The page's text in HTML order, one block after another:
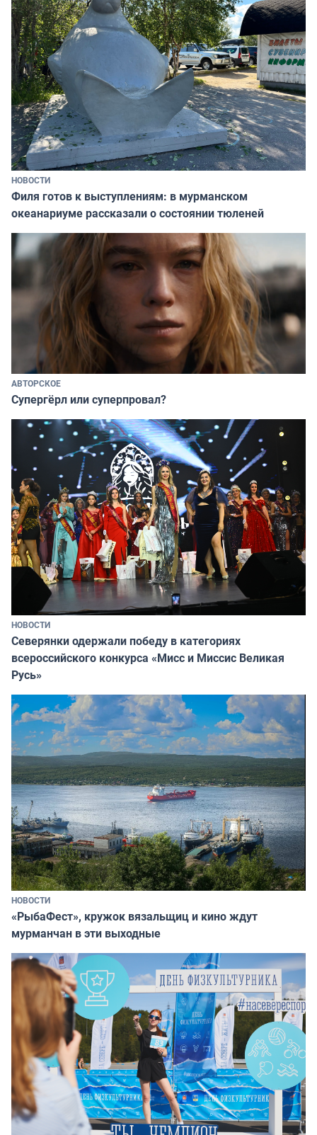
НОВОСТИ
Филя готов к выступлениям: в мурманском
океанариуме рассказали о состоянии тюленей
АВТОРСКОЕ
Супергёрл или суперпровал?
НОВОСТИ
Северянки одержали победу в категориях
всероссийского конкурса «Мисс и Миссис Великая
Русь»
НОВОСТИ
«РыбаФест», кружок вязальщиц и кино ждут
мурманчан в эти выходные